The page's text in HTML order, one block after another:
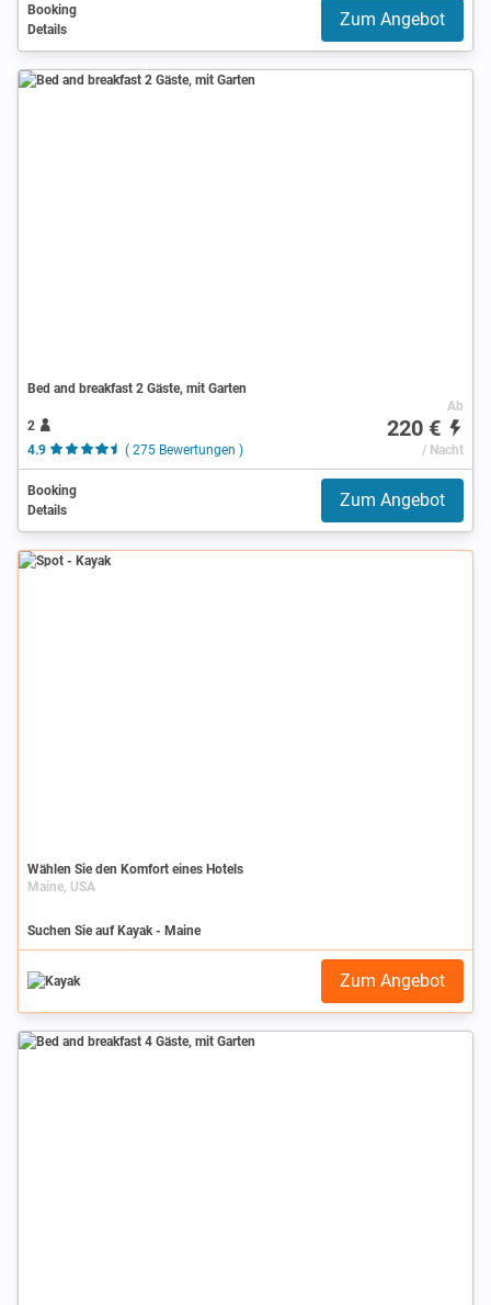
Booking
Details
Zum Angebot
Bed and breakfast 2 Gäste, mit Garten
2
4.9
( 275 Bewertungen )
Ab
220 €
/ Nacht
Booking
Details
Zum Angebot
Spot
Wählen Sie den Komfort eines Hotels
Maine, USA
Suchen Sie auf Kayak - Maine
Zum Angebot